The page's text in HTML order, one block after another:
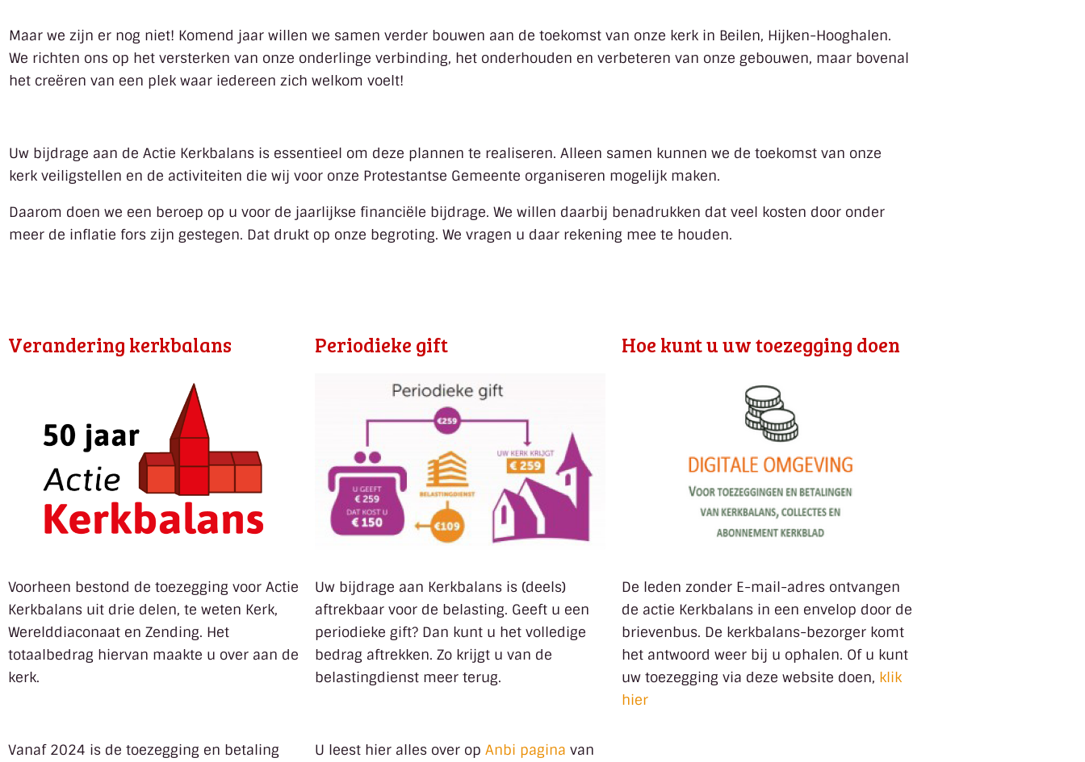
Maar we zijn er nog niet! Komend jaar willen we samen verder bouwen aan de toekomst van onze kerk in Beilen, Hijken-Hooghalen.
We richten ons op het versterken van onze onderlinge verbinding, het onderhouden en verbeteren van onze gebouwen, maar bovenal
het creëren van een plek waar iedereen zich welkom voelt!
Uw bijdrage aan de Actie Kerkbalans is essentieel om deze plannen te realiseren. Alleen samen kunnen we de toekomst van onze
kerk veiligstellen en de activiteiten die wij voor onze Protestantse Gemeente organiseren mogelijk maken.
Daarom doen we een beroep op u voor de jaarlijkse financiële bijdrage. We willen daarbij benadrukken dat veel kosten door onder
meer de inflatie fors zijn gestegen. Dat drukt op onze begroting. We vragen u daar rekening mee te houden.
Verandering kerkbalans
Voorheen bestond de toezegging voor Actie
Kerkbalans uit drie delen, te weten Kerk,
Werelddiaconaat en Zending. Het
totaalbedrag hiervan maakte u over aan de
kerk.
Vanaf 2024 is de toezegging en betaling
Periodieke gift
Uw bijdrage aan Kerkbalans is (deels)
aftrekbaar voor de belasting. Geeft u een
periodieke gift? Dan kunt u het volledige
bedrag aftrekken. Zo krijgt u van de
belastingdienst meer terug.
U leest hier alles over op Anbi pagina van
Hoe kunt u uw toezegging doen
De leden zonder E-mail-adres ontvangen
de actie Kerkbalans in een envelop door de
brievenbus. De kerkbalans-bezorger komt
het antwoord weer bij u ophalen. Of u kunt
uw toezegging via deze website doen, klik
hier